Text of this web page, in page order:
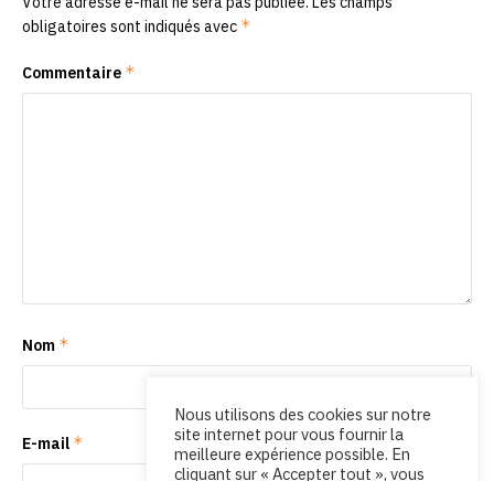
obligatoires sont indiqués avec *
Commentaire *
Nom *
E-mail *
Nous utilisons des cookies sur notre
site internet pour vous fournir la
meilleure expérience possible. En
cliquant sur « Accepter tout », vous